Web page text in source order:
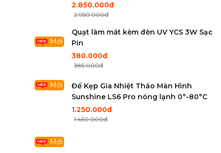
2.850.000đ
2.950.000đ
Mới
Quạt làm mát kèm đèn UV YCS 3W Sạc
Pin
380.000đ
385.000đ
Mới
Đế Kẹp Gia Nhiệt Tháo Màn Hình
Sunshine LS6 Pro nóng lạnh 0°-80°C
1.250.000đ
1.450.000đ
Mới